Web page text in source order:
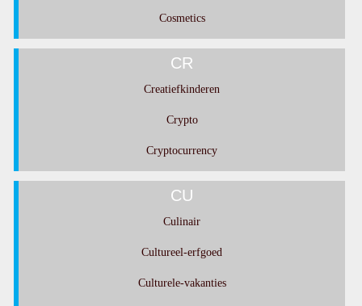
Cosmetics
CR
Creatiefkinderen
Crypto
Cryptocurrency
CU
Culinair
Cultureel-erfgoed
Culturele-vakanties